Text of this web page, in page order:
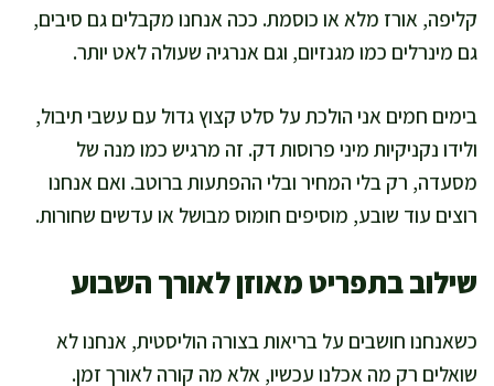
קליפה, אורז מלא או כוסמת. ככה אנחנו מקבלים גם סיבים,
גם מינרלים כמו מגנזיום, וגם אנרגיה שעולה לאט יותר.
בימים חמים אני הולכת על סלט קצוץ גדול עם עשבי תיבול,
ולידו נקניקיות מיני פרוסות דק. זה מרגיש כמו מנה של
מסעדה, רק בלי המחיר ובלי ההפתעות ברוטב. ואם אנחנו
רוצים עוד שובע, מוסיפים חומוס מבושל או עדשים שחורות.
שילוב בתפריט מאוזן לאורך השבוע
כשאנחנו חושבים על בריאות בצורה הוליסטית, אנחנו לא
שואלים רק מה אכלנו עכשיו, אלא מה קורה לאורך זמן.